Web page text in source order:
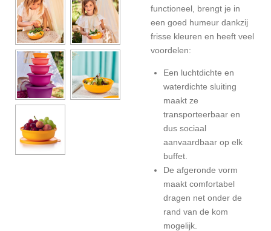
functioneel, brengt je in
een goed humeur dankzij
frisse kleuren en heeft veel
voordelen:
Een luchtdichte en
waterdichte sluiting
maakt ze
transporteerbaar en
dus sociaal
aanvaardbaar op elk
buffet.
De afgeronde vorm
maakt comfortabel
dragen net onder de
rand van de kom
mogelijk.